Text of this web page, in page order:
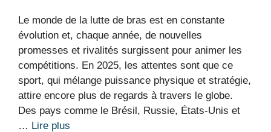
Le monde de la lutte de bras est en constante
évolution et, chaque année, de nouvelles
promesses et rivalités surgissent pour animer les
compétitions. En 2025, les attentes sont que ce
sport, qui mélange puissance physique et stratégie,
attire encore plus de regards à travers le globe.
Des pays comme le Brésil, Russie, États-Unis et
… Lire plus